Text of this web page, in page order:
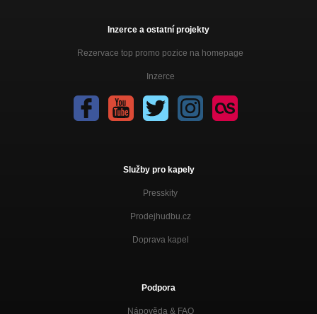
Inzerce a ostatní projekty
Rezervace top promo pozice na homepage
Inzerce
Služby pro kapely
Presskity
Prodejhudbu.cz
Doprava kapel
Podpora
Nápověda & FAQ